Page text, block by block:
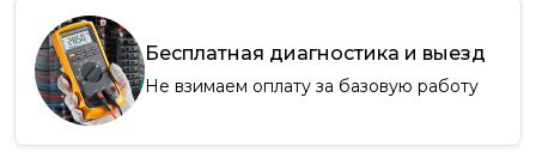
Бесплатная диагностика и выезд
Не взимаем оплату за базовую работу